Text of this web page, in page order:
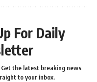
For Daily
Get the latest breaking news
to your inbox.